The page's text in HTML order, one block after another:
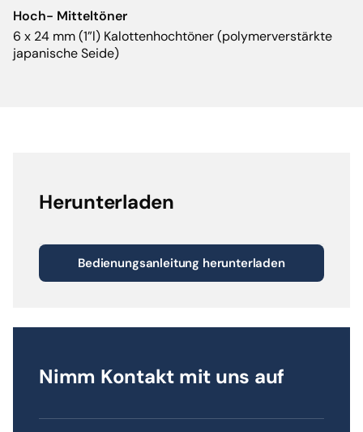
Hoch- Mitteltöner
6 x 24 mm (1”l) Kalottenhochtöner (polymerverstärkte
japanische Seide)
Herunterladen
Bedienungsanleitung herunterladen
Nimm Kontakt mit uns auf